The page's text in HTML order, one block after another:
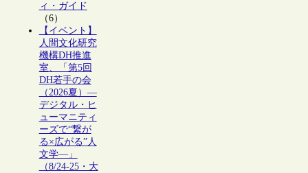
ィ・ガイド
（6）
【イベント】
人間文化研究
機構DH推進
室、「第5回
DH若手の会
（2026夏）―
デジタル・ヒ
ューマニティ
ーズで“繋が
る×広がる”人
文学―」
（8/24-25・大